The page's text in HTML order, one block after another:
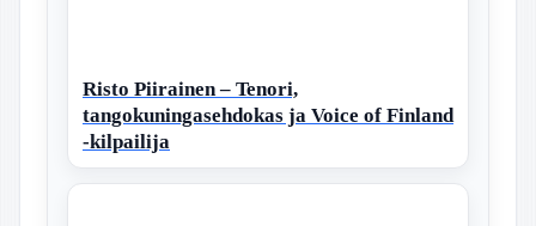
Risto Piirainen – Tenori,
tangokuningasehdokas ja Voice of Finland
-kilpailija